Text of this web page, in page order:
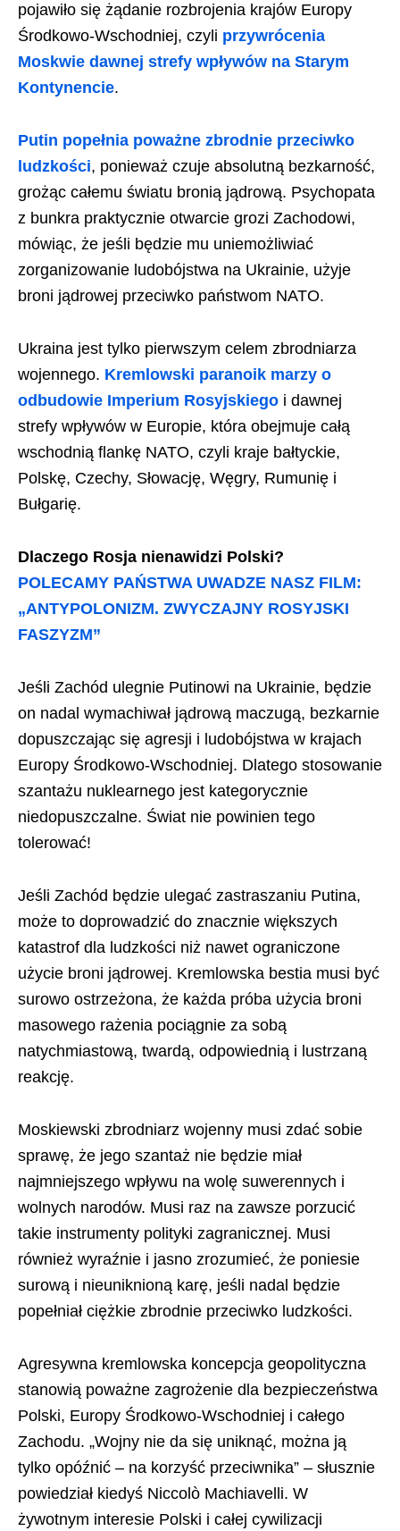
pojawiło się żądanie rozbrojenia krajów Europy
Środkowo-Wschodniej, czyli przywrócenia
Moskwie dawnej strefy wpływów na Starym
Kontynencie.
Putin popełnia poważne zbrodnie przeciwko
ludzkości, ponieważ czuje absolutną bezkarność,
grożąc całemu światu bronią jądrową. Psychopata
z bunkra praktycznie otwarcie grozi Zachodowi,
mówiąc, że jeśli będzie mu uniemożliwiać
zorganizowanie ludobójstwa na Ukrainie, użyje
broni jądrowej przeciwko państwom NATO.
Ukraina jest tylko pierwszym celem zbrodniarza
wojennego. Kremlowski paranoik marzy o
odbudowie Imperium Rosyjskiego i dawnej
strefy wpływów w Europie, która obejmuje całą
wschodnią flankę NATO, czyli kraje bałtyckie,
Polskę, Czechy, Słowację, Węgry, Rumunię i
Bułgarię.
Dlaczego Rosja nienawidzi Polski?
POLECAMY PAŃSTWA UWADZE NASZ FILM:
„ANTYPOLONIZM. ZWYCZAJNY ROSYJSKI
FASZYZM”
Jeśli Zachód ulegnie Putinowi na Ukrainie, będzie
on nadal wymachiwał jądrową maczugą, bezkarnie
dopuszczając się agresji i ludobójstwa w krajach
Europy Środkowo-Wschodniej. Dlatego stosowanie
szantażu nuklearnego jest kategorycznie
niedopuszczalne. Świat nie powinien tego
tolerować!
Jeśli Zachód będzie ulegać zastraszaniu Putina,
może to doprowadzić do znacznie większych
katastrof dla ludzkości niż nawet ograniczone
użycie broni jądrowej. Kremlowska bestia musi być
surowo ostrzeżona, że każda próba użycia broni
masowego rażenia pociągnie za sobą
natychmiastową, twardą, odpowiednią i lustrzaną
reakcję.
Moskiewski zbrodniarz wojenny musi zdać sobie
sprawę, że jego szantaż nie będzie miał
najmniejszego wpływu na wolę suwerennych i
wolnych narodów. Musi raz na zawsze porzucić
takie instrumenty polityki zagranicznej. Musi
również wyraźnie i jasno zrozumieć, że poniesie
surową i nieuniknioną karę, jeśli nadal będzie
popełniał ciężkie zbrodnie przeciwko ludzkości.
Agresywna kremlowska koncepcja geopolityczna
stanowią poważne zagrożenie dla bezpieczeństwa
Polski, Europy Środkowo-Wschodniej i całego
Zachodu. „Wojny nie da się uniknąć, można ją
tylko opóźnić – na korzyść przeciwnika” – słusznie
powiedział kiedyś Niccolò Machiavelli. W
żywotnym interesie Polski i całej cywilizacji